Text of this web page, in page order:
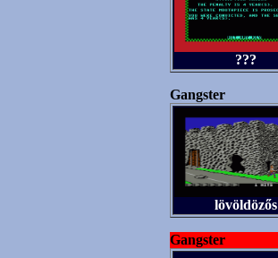
???
Gangster
lövöldözős
Gangster